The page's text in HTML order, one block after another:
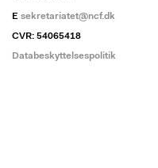
E sekretariatet@ncf.dk
CVR: 54065418
Databeskyttelsespolitik